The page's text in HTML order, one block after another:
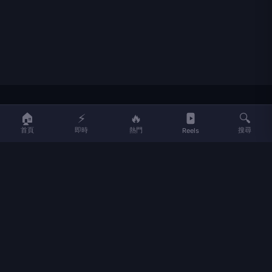
LIFE
LIFE 生活網是台灣領先的生活資訊平台，提供即時新聞、生活、健康、
🏠
首頁
⚡
即時
🔥
熱門 Reels
🔍
搜尋